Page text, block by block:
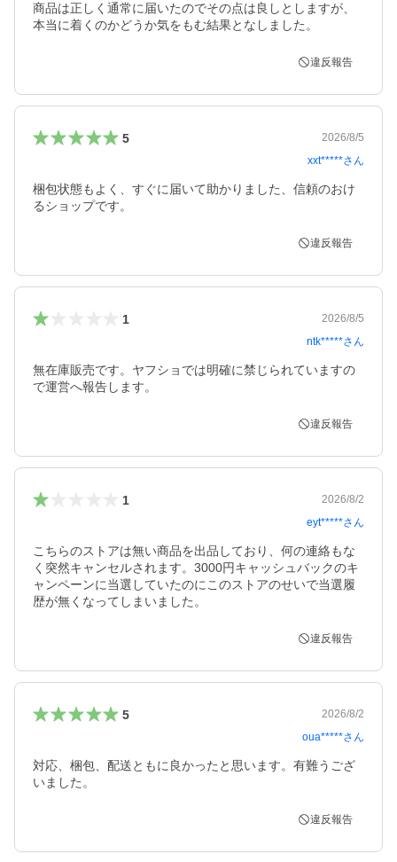
商品は正しく通常に届いたのでその点は良しとしますが、
違反報告
5
2026/8/5
xxt*****さん
梱包状態もよく、すぐに届いて助かりました、信頼のおけ
るショップです。
違反報告
1
2026/8/5
ntk*****さん
無在庫販売です。ヤフショでは明確に禁じられていますの
で運営へ報告します。
違反報告
1
2026/8/2
eyt*****さん
こちらのストアは無い商品を出品しており、何の連絡もな
く突然キャンセルされます。3000円キャッシュバックのキ
ャンペーンに当選していたのにこのストアのせいで当選履
歴が無くなってしまいました。
違反報告
5
2026/8/2
oua*****さん
対応、梱包、配送ともに良かったと思います。有難うござ
いました。
違反報告